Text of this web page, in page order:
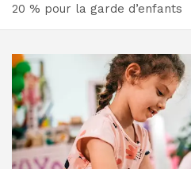
20 % pour la garde d’enfants